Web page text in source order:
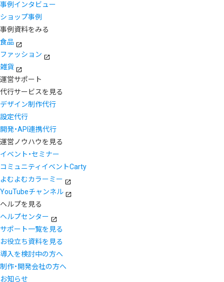
事例インタビュー
ショップ事例
事例資料をみる
食品
ファッション
雑貨
運営サポート
代行サービスを見る
デザイン制作代行
設定代行
開発・API連携代行
運営ノウハウを見る
イベント・セミナー
コミュニティイベントCarty
よむよむカラーミー
YouTubeチャンネル
ヘルプを見る
ヘルプセンター
サポート一覧を見る
お役立ち資料を見る
導入を検討中の方へ
制作・開発会社の方へ
お知らせ